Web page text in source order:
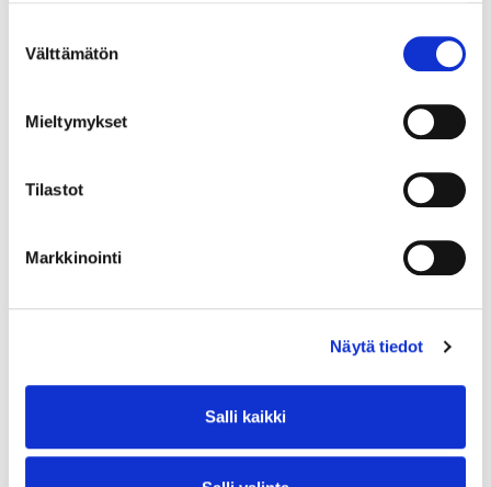
valinta
Välttämätön
Mieltymykset
Tilastot
Markkinointi
Näytä tiedot
Salli kaikki